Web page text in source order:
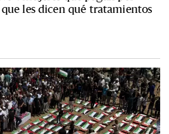
que les dicen qué tratamientos